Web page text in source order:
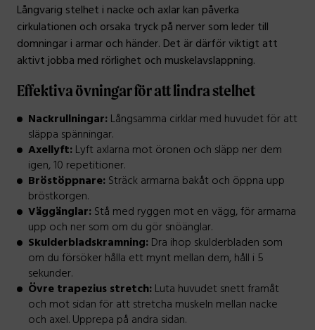
Långvarig stelhet i nacke och axlar kan påverka
cirkulationen och orsaka tryck på nerver som leder till
domningar i armar och händer. Det är därför viktigt att
aktivt jobba med rörlighet och muskelavslappning.
Effektiva övningar för att lindra stelhet
Nackrullningar:Långsamma cirklar med huvudet för att
släppa spänningar.
Axellyft:Lyft axlarna mot öronen och släpp ner dem
igen, 10 repetitioner.
Bröstöppnare:Sträck armarna bakåt och öppna upp
bröstkorgen.
Väggänglar:Stå med ryggen mot en vägg, för armarna
upp och ner som om du gör snöänglar.
Skulderbladskramning:Dra ihop skulderbladen som
om du försöker hålla ett mynt mellan dem, håll i 5
sekunder.
Övre trapezius stretch:Luta huvudet snett framåt
och mot sidan för att stretcha muskeln mellan nacke
och axel. Upprepa på andra sidan.